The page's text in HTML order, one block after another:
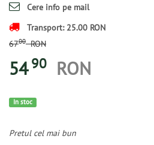
Cere info pe mail
Transport: 25.00 RON
6700RON
54 90 RON
In stoc
Pretul cel mai bun